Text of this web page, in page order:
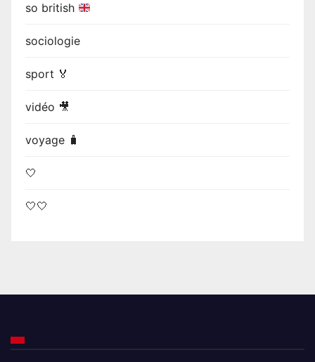
so british
sociologie
sport 🏅
vidéo 🎥
voyage 🧳
🤍
🤍🤍